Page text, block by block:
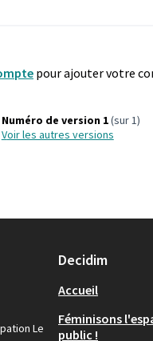
pour ajouter votre
Numéro de version 1(sur 1)
voir les autres versions
Le
Decidim
Accueil
Féminisons
public !